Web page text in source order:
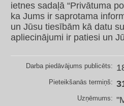
ietnes sadaļā “Privātuma
ka Jums ir saprotama
un Jūsu tiesībām kā datu
apliecinājumi ir patiesi un
Darba piedāvājums publicēts:
Pieteikšanās termiņš:
Uzņēmums: